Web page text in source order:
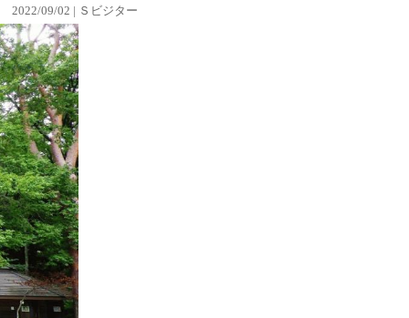
2022/09/02 | Ｓビジター